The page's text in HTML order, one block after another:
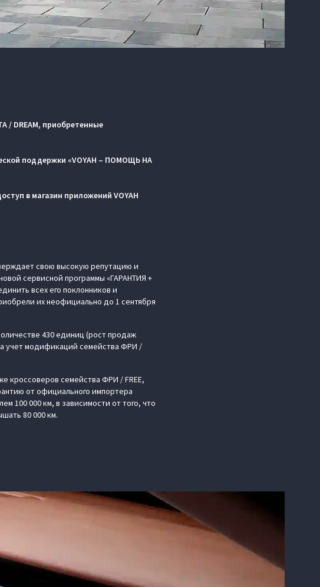
/ DREAM, приобретенные
поддержки «VOYAH – ПОМОЩЬ НА
в магазин приложений VOYAH
свою высокую репутацию и
сервисной программы «ГАРАНТИЯ +
всех его поклонников и
их неофициально до 1 сентября
430 единиц (рост продаж
учет модификаций семейства ФРИ /
кроссоверов семейства ФРИ / FREE,
от официального импортера
100 000 км, в зависимости от того, что
80 000 км.